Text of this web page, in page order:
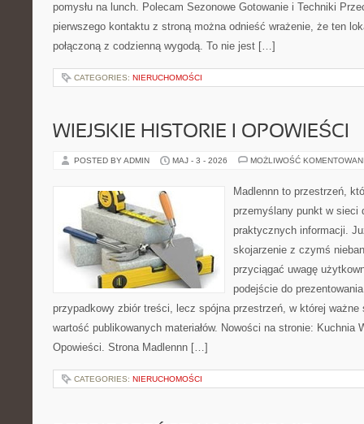
pomysłu na lunch. Polecam Sezonowe Gotowanie i Techniki
pierwszego kontaktu z stroną można odnieść wrażenie, że ten
połączoną z codzienną wygodą. To nie jest […]
CATEGORIES: NIERUCHOMOŚCI
WIEJSKIE HISTORIE I OPOWIEŚCI
POSTED BY ADMIN MAJ - 3 - 2026 MOŻLIWOŚĆ
Madlennn to przestrzeń,
przemyślany punkt w sieci
praktycznych informacji.
skojarzenie z czymś
przyciągać uwagę
podejście do
przypadkowy zbiór treści, lecz spójna przestrzeń, w której ważne
wartość publikowanych materiałów. Nowości na stronie: Kuchnia
Opowieści. Strona Madlennn […]
CATEGORIES: NIERUCHOMOŚCI